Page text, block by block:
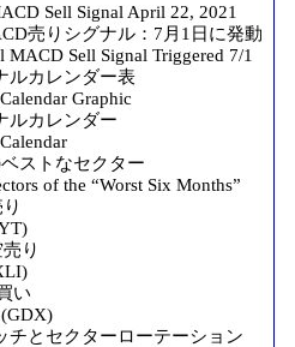
Sell Signal April 22, 2021
売りシグナル：7月1日に発動
MACD Sell Signal Triggered 7/1
ルカレンダー表
Graphic
ルカレンダー
ストなセクター
of the “Worst Six Months”
り
い
チとセクターローテーション